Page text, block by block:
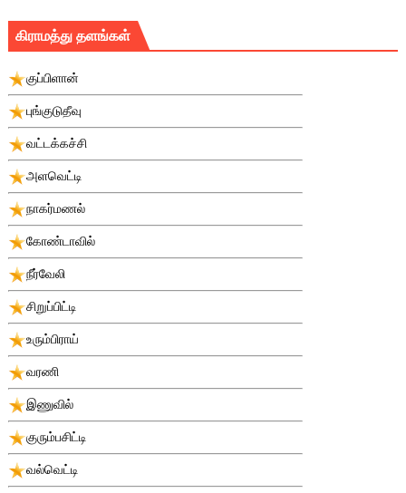
கிராமத்து தளங்கள்
குப்பிளான்
புங்குடுதீவு
வட்டக்கச்சி
அளவெட்டி
நாகர்மணல்
கோண்டாவில்
நீர்வேலி
சிறுப்பிட்டி
உரும்பிராய்
வரணி
இணுவில்
குரும்பசிட்டி
வல்வெட்டி